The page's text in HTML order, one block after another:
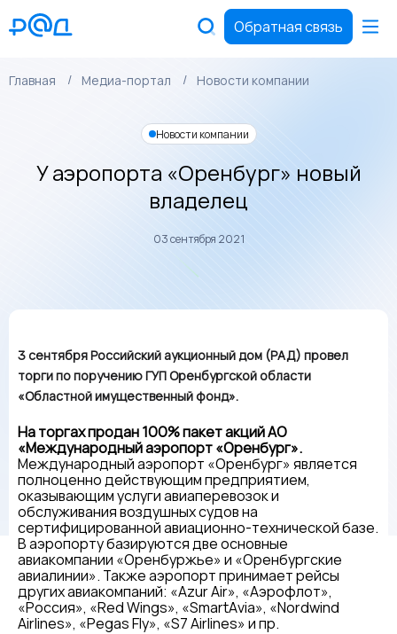
Обратная связь
Главная Медиа-портал Новости компании
Новости компании
У аэропорта «Оренбург» новый
владелец
03 сентября 2021
3 сентября Российский аукционный дом (РАД) провел
торги по поручению ГУП Оренбургской области
«Областной имущественный фонд».
На торгах продан 100% пакет акций АО
«Международный аэропорт «Оренбург».
Международный аэропорт «Оренбург» является
полноценно действующим предприятием,
оказывающим услуги авиаперевозок и
обслуживания воздушных судов на
сертифицированной авиационно-технической базе.
В аэропорту базируются две основные
авиакомпании «Оренбуржье» и «Оренбургские
авиалинии». Также аэропорт принимает рейсы
других авиакомпаний: «Azur Air», «Аэрофлот»,
«Россия», «Red Wings», «SmartAvia», «Nordwind
Airlines», «Pegas Fly», «S7 Airlines» и пр.